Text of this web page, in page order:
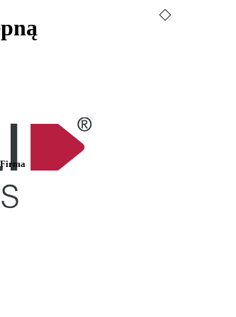
Firma
piance? Potrzebujesz produktu o specjalnej
różne materiały i dostosowywać je do Twoich